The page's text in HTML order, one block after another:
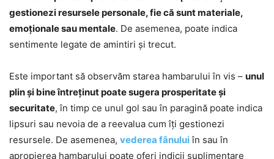
gestionezi resursele personale, fie că sunt materiale,
emoționale sau mentale. De asemenea, poate indica
sentimente legate de amintiri și trecut.
Este important să observăm starea hambarului în vis – unul
plin și bine întreținut poate sugera prosperitate și
securitate, în timp ce unul gol sau în paragină poate indica
lipsuri sau nevoia de a reevalua cum îți gestionezi
resursele. De asemenea, vederea fânuluiîn sau în
apropierea hambarului poate oferi indicii suplimentare